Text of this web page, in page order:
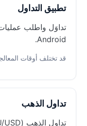
تطبيق التداول
Android.
قد تختلف أوقات
تداول الذهب